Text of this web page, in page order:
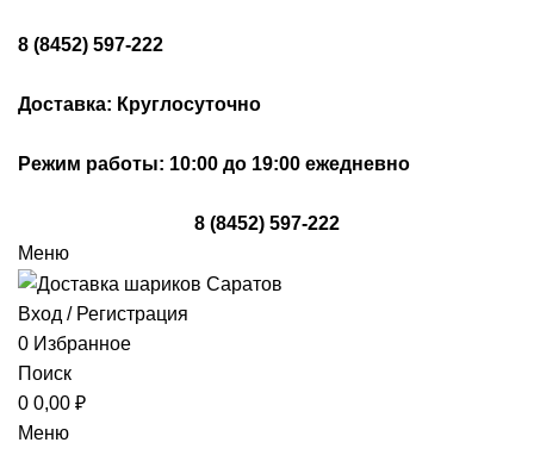
8 (8452) 597-222
Доставка: Круглосуточно
Режим работы: 10:00 до 19:00 ежедневно
8 (8452) 597-222
Меню
Вход / Регистрация
0 Избранное
Поиск
0 0,00 ₽
Меню